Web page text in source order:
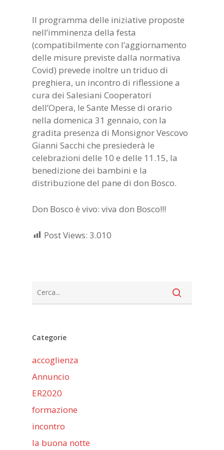
Il programma delle iniziative proposte
nell’imminenza della festa
(compatibilmente con l’aggiornamento
delle misure previste dalla normativa
Covid) prevede inoltre un triduo di
preghiera, un incontro di riflessione a
cura dei Salesiani Cooperatori
dell’Opera, le Sante Messe di orario
nella domenica 31 gennaio, con la
gradita presenza di Monsignor Vescovo
Gianni Sacchi che presiederà le
celebrazioni delle 10 e delle 11.15, la
benedizione dei bambini e la
distribuzione del pane di don Bosco.
Don Bosco è vivo: viva don Bosco!!!
Post Views: 3.010
Categorie
accoglienza
Annuncio
ER2020
formazione
incontro
la buona notte